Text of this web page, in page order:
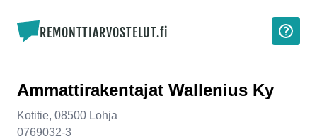
REMONTTIARVOSTELUT.fi
Ammattirakentajat Wallenius Ky
Kotitie, 08500 Lohja
0769032-3